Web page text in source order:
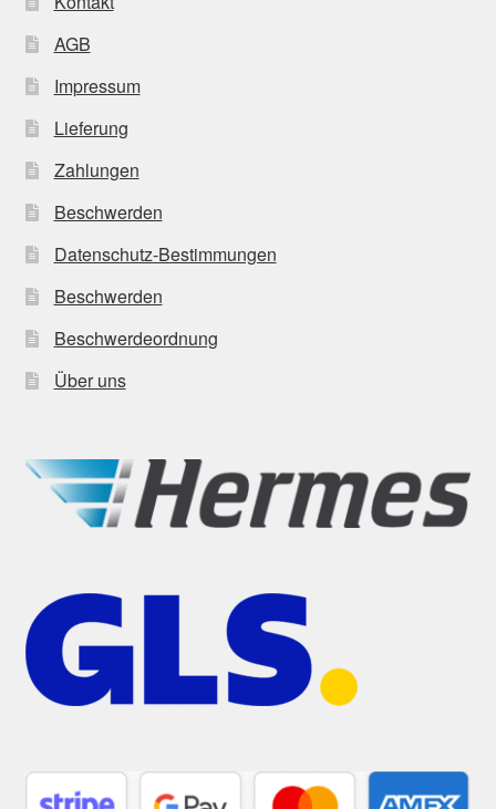
AGB
Impressum
Lieferung
Zahlungen
Beschwerden
Datenschutz-Bestimmungen
Beschwerden
Beschwerdeordnung
Über uns